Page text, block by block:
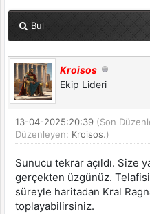
Bul
Kroisos
Ekip Lideri
13-04-2025:20:39 (Son
Düzenleyen: Kroisos.)
Sunucu tekrar açıldı. Size
gerçekten üzgünüz. Telafisi
süreyle haritadan Kral
toplayabilirsiniz.